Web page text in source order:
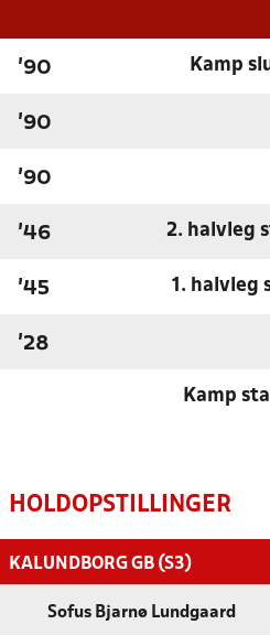
'90 Kamp
'90
'90
'46 2. halvleg
'45 1. halvleg
'28
Kamp
HOLDOPSTILLINGER
KALUNDBORG GB (S3)
Sofus Bjarnø Lundgaard